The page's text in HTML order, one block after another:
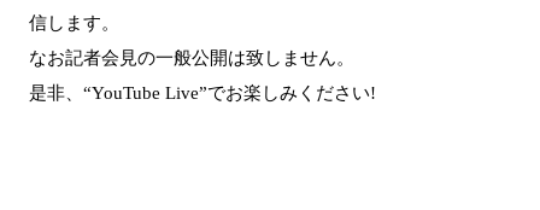
信します。
なお記者会見の一般公開は致しません。
是非、“YouTube Live”でお楽しみください!